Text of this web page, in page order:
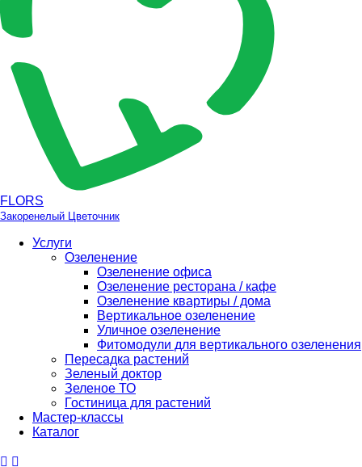
FLORS
Закоренелый Цветочник
Услуги
Озеленение
Озеленение офиса
Озеленение ресторана / кафе
Озеленение квартиры / дома
Вертикальное озеленение
Уличное озеленение
Фитомодули для вертикального озеленения
Пересадка растений
Зеленый доктор
Зеленое ТО
Гостиница для растений
Мастер-классы
Каталог